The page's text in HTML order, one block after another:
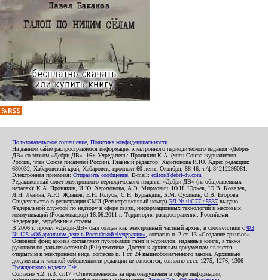
Пользовательское соглашение Политика конфиденциальности
На данном сайте распространяется информация электронного периодического издания «Дебри-
ДВ» со знаком «Дебри-ДВ». 16+ Учредитель: Пронякин К.А. (член Союза журналистов
России, член Союза писателей России). Главный редактор: Харитонова И.Ю. Адрес редакции:
680032, Хабаровский край, Хабаровск, проспект 60-летия Октября, 88-46, т./ф.84212296081.
Электронная приемная: Отправить сообщение . E-mail: editor@debri-dv.com
Редакционный совет электронного периодического издания «Дебри-ДВ» (на общественных
началах): К.А. Пронякин, И.Ю. Харитонова, А.Э. Мирмович, Ю.Н. Юрьев, Ю.В. Ковалев,
Л.Н. Левина, А.Ю. Жданов, Е.Н. Голубь, С.Н. Бурындин, Б.М. Сухинин, О.В. Егорова
Свидетельство о регистрации СМИ (Регистрационный номер) ЭЛ № ФС77-45537 выдано
Федеральной службой по надзору в сфере связи, информационных технологий и массовых
коммуникаций (Роскомнадзор) 16.06.2011 г. Территория распространения: Российская
Федерация, зарубежные страны.
В 2006 г. проект «Дебри-ДВ» был создан как электронный частный архив, в соответствии с ФЗ
№ 125 «Об архивном деле в Российской Федерации» , согласно п. 2 ст. 13 «Создание архивов».
Основной фонд архива составляют публикации газет и журналов, изданные книги, а также
рукописи по дальневосточной (РФ) тематике. Доступ к архивным документам является
открытым в электронном виде, согласно п. 1 ст. 24 вышеобозначенного закона. Архивные
документы к частной собственности редакции не относятся, согласно ст.ст. 1275, 1276, 1306
Гражданского кодекса РФ
Согласно ч.2. п.3. ст.17 «Ответственность за правонарушения в сфере информации,